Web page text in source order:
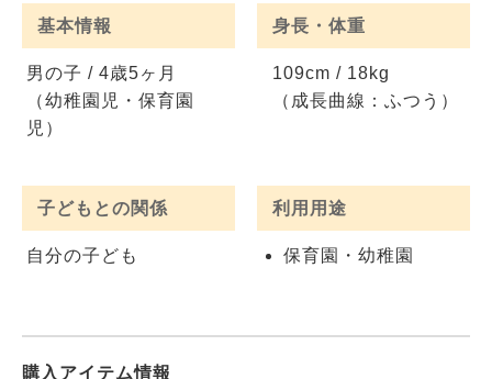
基本情報
男の子 / 4歳5ヶ月
（幼稚園児・保育園
児）
身長・体重
109cm / 18kg
（成長曲線：ふつう）
子どもとの関係
自分の子ども
利用用途
保育園・幼稚園
購入アイテム情報